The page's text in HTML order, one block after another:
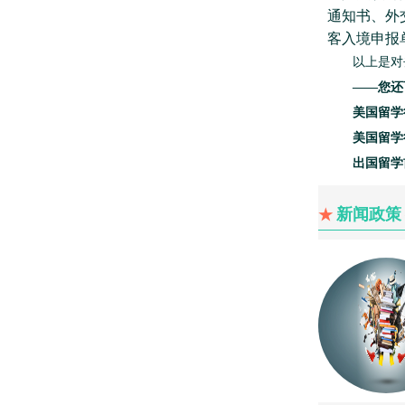
通知书、外
客入境申报
以上是对去
——您还
美国留学
美国留学
出国留学
★ 新闻政策